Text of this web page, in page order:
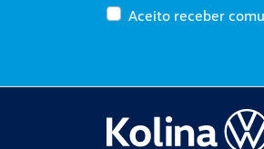
Aceito receber